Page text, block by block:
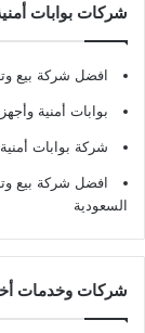
شركات بوابات
افضل شركة بيع
بوابات أمنية
شركة بوابات
افضل شركة بيع
السعودية
شركات وخدمات